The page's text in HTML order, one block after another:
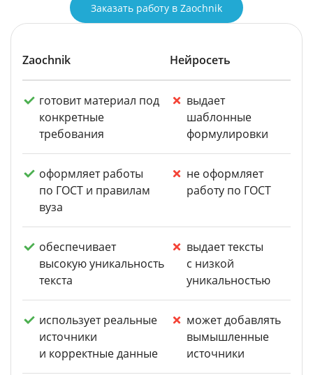
Заказать работу в Zaochnik
Zaochnik Нейросеть
готовит материал под
конкретные
требования
выдает
шаблонные
формулировки
оформляет работы
по ГОСТ и правилам
вуза
не оформляет
работу по ГОСТ
обеспечивает
высокую уникальность
текста
выдает тексты
с низкой
уникальностью
использует реальные
источники
и корректные данные
может добавлять
вымышленные
источники